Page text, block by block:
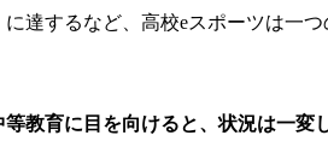
に達するなど、高校eスポーツは一
教育に目を向けると、状況は一変